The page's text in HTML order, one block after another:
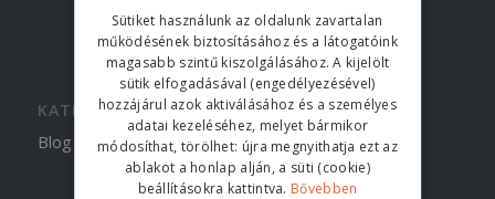
KATEGÓRIÁK
Blog
Sütiket használunk az oldalunk zavartalan
működésének biztosításához és a látogatóink
magasabb szintű kiszolgálásához. A kijelölt
sütik elfogadásával (engedélyezésével)
hozzájárul azok aktiválásához és a személyes
adatai kezeléséhez, melyet bármikor
módosíthat, törölhet: újra megnyithatja ezt az
ablakot a honlap alján, a süti (cookie)
beállításokra kattintva. Bővebben